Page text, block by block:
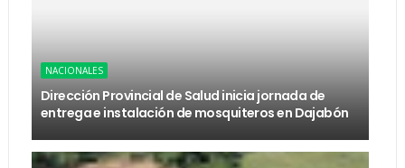
NACIONALES
Dirección Provincial de Salud inicia jornada de
entrega e instalación de mosquiteros en Dajabón